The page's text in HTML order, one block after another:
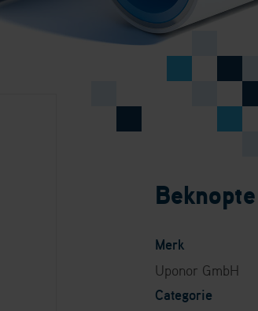
T-stuk 25-
Merk
Uponor GmbH
Categorie